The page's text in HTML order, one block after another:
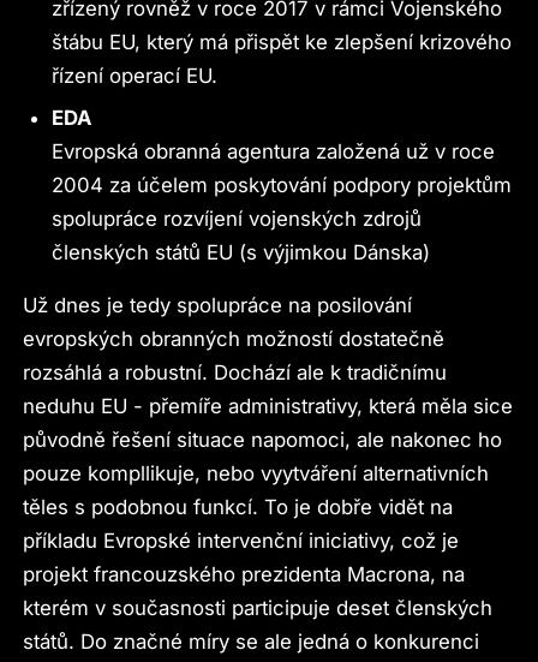
zřízený rovněž v roce 2017 v rámci Vojenského
štábu EU, který má přispět ke zlepšení krizového
řízení operací EU.
EDA
Evropská obranná agentura založená už v roce
2004 za účelem poskytování podpory projektům
spolupráce rozvíjení vojenských zdrojů
členských států EU (s výjimkou Dánska)
Už dnes je tedy spolupráce na posilování
evropských obranných možností dostatečně
rozsáhlá a robustní. Dochází ale k tradičnímu
neduhu EU - přemíře administrativy, která měla sice
původně řešení situace napomoci, ale nakonec ho
pouze kompllikuje, nebo vyytváření alternativních
těles s podobnou funkcí. To je dobře vidět na
příkladu Evropské intervenční iniciativy, což je
projekt francouzského prezidenta Macrona, na
kterém v současnosti participuje deset členských
států. Do značné míry se ale jedná o konkurenci